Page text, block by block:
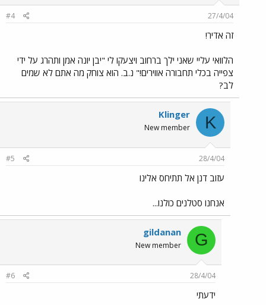
27/4/04
#4
זה אדיר!
הלוואי עליי שאני ילך ברחוב ויצעקו לי "יבן יונה אמן ותהרג על ידי
צפייה בכלי תחבורה אווירים!" נ.ב. הוא צוחק מה אתם לא שמים
לב?
K
Klinger
New member
28/4/04
#5
עזוב דנן אל תתיחס אלינו
אנחנו סטלנים כולנו...
G
gildanan
New member
28/4/04
#6
ידעתי